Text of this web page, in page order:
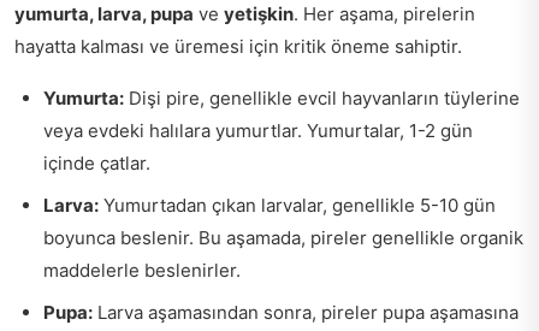
yumurta, larva, pupa ve yetişkin. Her aşama, pirelerin
hayatta kalması ve üremesi için kritik öneme sahiptir.
Yumurta: Dişi pire, genellikle evcil hayvanların tüylerine
veya evdeki halılara yumurtlar. Yumurtalar, 1-2 gün
içinde çatlar.
Larva: Yumurtadan çıkan larvalar, genellikle 5-10 gün
boyunca beslenir. Bu aşamada, pireler genellikle organik
maddelerle beslenirler.
Pupa: Larva aşamasından sonra, pireler pupa aşamasına